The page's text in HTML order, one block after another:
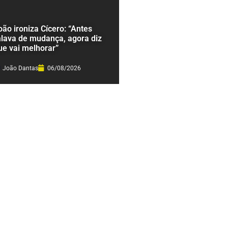
ironiza Cícero: “Antes
de mudança, agora diz
vai melhorar”
João Dantas 06/08/2026